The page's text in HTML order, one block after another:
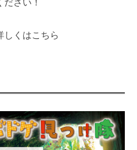
さい！
くはこちら